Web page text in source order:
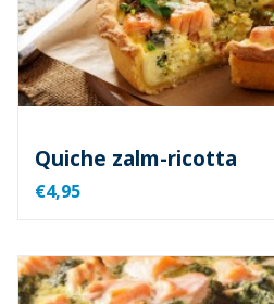
Quiche zalm-ricotta
€4,95